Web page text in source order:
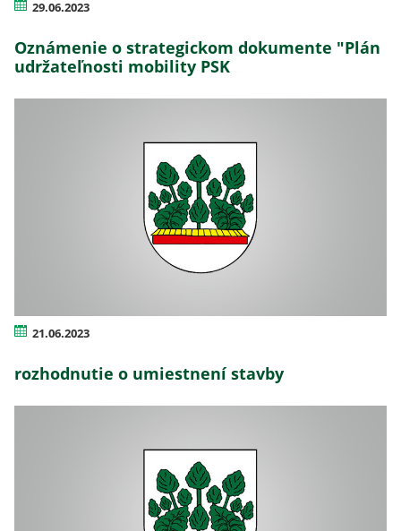
29.06.2023
Oznámenie o strategickom dokumente "Plán
udržateľnosti mobility PSK
21.06.2023
rozhodnutie o umiestnení stavby